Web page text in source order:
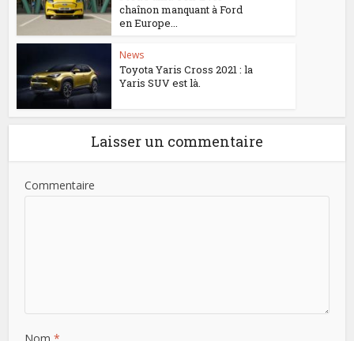
chaînon manquant à Ford
en Europe...
News
Toyota Yaris Cross 2021 : la
Yaris SUV est là.
Laisser un commentaire
Commentaire
Nom*